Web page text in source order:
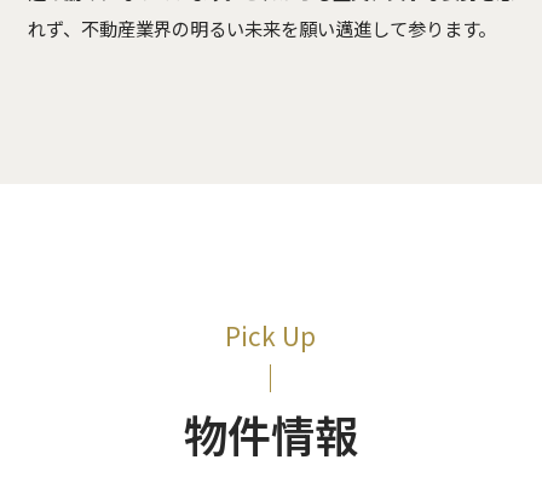
れず、不動産業界の明るい未来を願い邁進して参ります。
Pick Up
物件情報